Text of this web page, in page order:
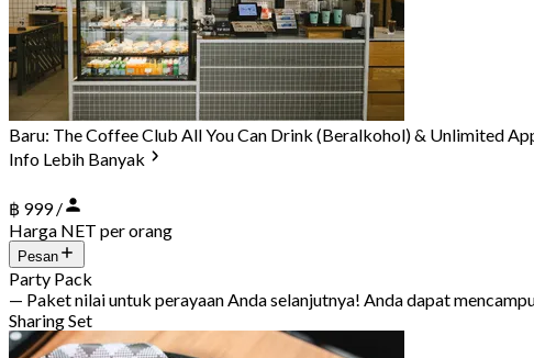
Baru: The Coffee Club All You Can Drink (Beralkohol) & Unlimited
Info Lebih Banyak
฿ 999 /
Harga NET per orang
Pesan
Party Pack
— Paket nilai untuk perayaan Anda selanjutnya! Anda dapat
Sharing Set